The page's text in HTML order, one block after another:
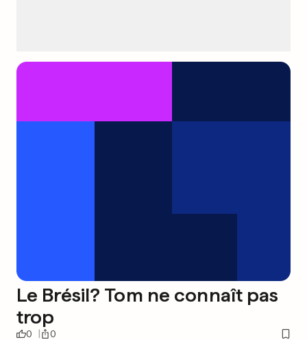
Le Brésil? Tom ne connaît pas
trop
0 0